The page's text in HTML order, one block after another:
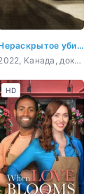
Нераскрытое убийство Беверли Линн Смит
2022, Канада, документальный, криминал, детектив
HD